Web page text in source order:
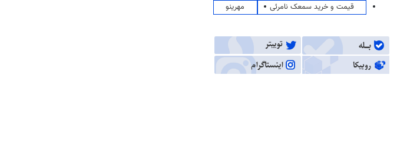
قیمت و خرید سمعک نامرئی
مهرینو